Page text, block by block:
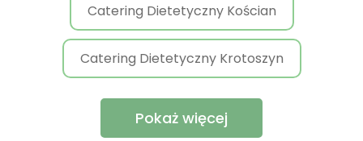
Catering Dietetyczny Kościan
Catering Dietetyczny Krotoszyn
Pokaż więcej